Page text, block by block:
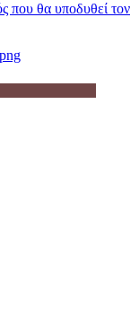
που θα υποδυθεί τον